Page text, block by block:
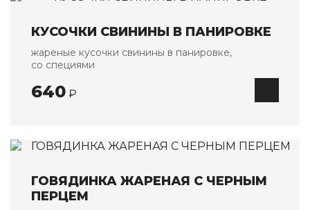
Горячие блюда
Паста / WOK
Десерты
О НАС
КУСОЧКИ СВИНИНЫ В ПАНИРОВКЕ
жареные кусочки свинины в панировке,
со специями
640 ₽
ГОВЯДИНКА ЖАРЕНАЯ С ЧЕРНЫМ
ПЕРЦЕМ